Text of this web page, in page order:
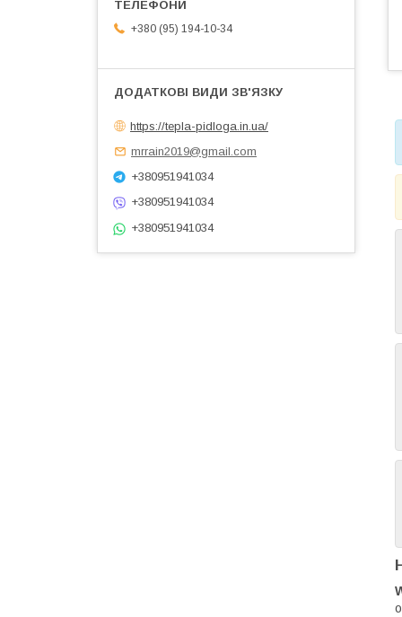
+380 (95) 194-10-34
https://tepla-pidloga.in.ua/
mrrain2019@gmail.com
+380951941034
+380951941034
+380951941034